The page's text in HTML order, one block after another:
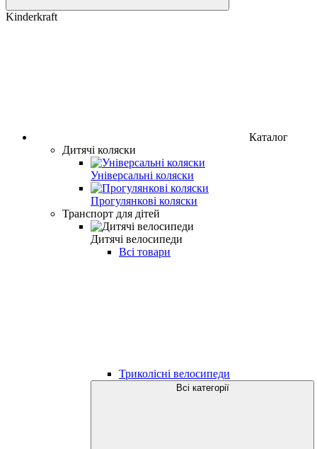
Kinderkraft
Каталог
Дитячі коляски
Універсальні коляски
Прогулянкові коляски
Транспорт для дітей
Дитячі велосипеди
Всі товари
Триколісні велосипеди
Всі категорії